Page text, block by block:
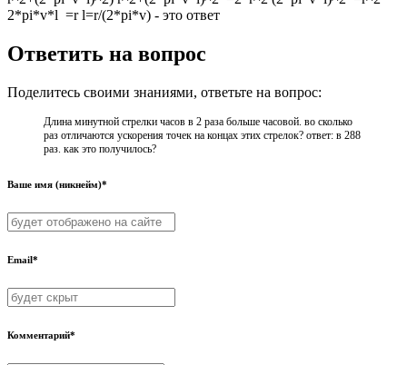
2*pi*v*l =r l=r/(2*pi*v) - это ответ
Ответить на вопрос
Поделитесь своими знаниями, ответьте на вопрос:
Длина минутной стрелки часов в 2 раза больше часовой. во сколько
раз отличаются ускорения точек на концах этих стрелок? ответ: в 288
раз. как это получилось?
Ваше имя (никнейм)*
Email*
Комментарий*